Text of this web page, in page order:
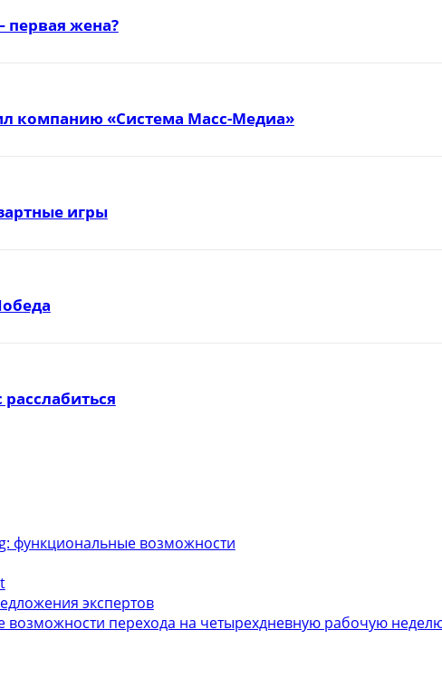
жена?
компанию «Система Масс-Медиа»
игры
функциональные возможности
экспертов
возможности перехода на четырехдневную рабочую